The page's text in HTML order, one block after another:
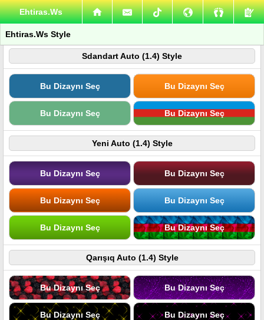
Ehtiras.Ws
Ehtiras.Ws Style
Sdandart Auto (1.4) Style
Bu Dizaynı Seç Bu Dizaynı Seç
Bu Dizaynı Seç Bu Dizaynı Seç
Yeni Auto (1.4) Style
Bu Dizaynı Seç Bu Dizaynı Seç
Bu Dizaynı Seç Bu Dizaynı Seç
Bu Dizaynı Seç Bu Dizaynı Seç
Qarışıq Auto (1.4) Style
Bu Dizaynı Seç Bu Dizaynı Seç
Bu Dizaynı Seç Bu Dizaynı Seç